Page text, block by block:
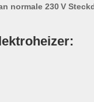
normale 230 V